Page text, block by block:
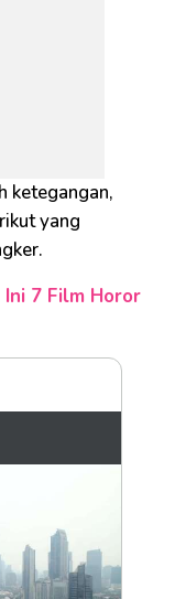
ketegangan,
yang
7 Film Horor